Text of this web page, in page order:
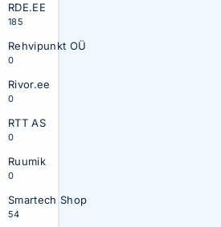
RDE.EE
185
Rehvipunkt OÜ
0
Rivor.ee
0
RTT AS
0
Ruumik
0
Smartech Shop
54